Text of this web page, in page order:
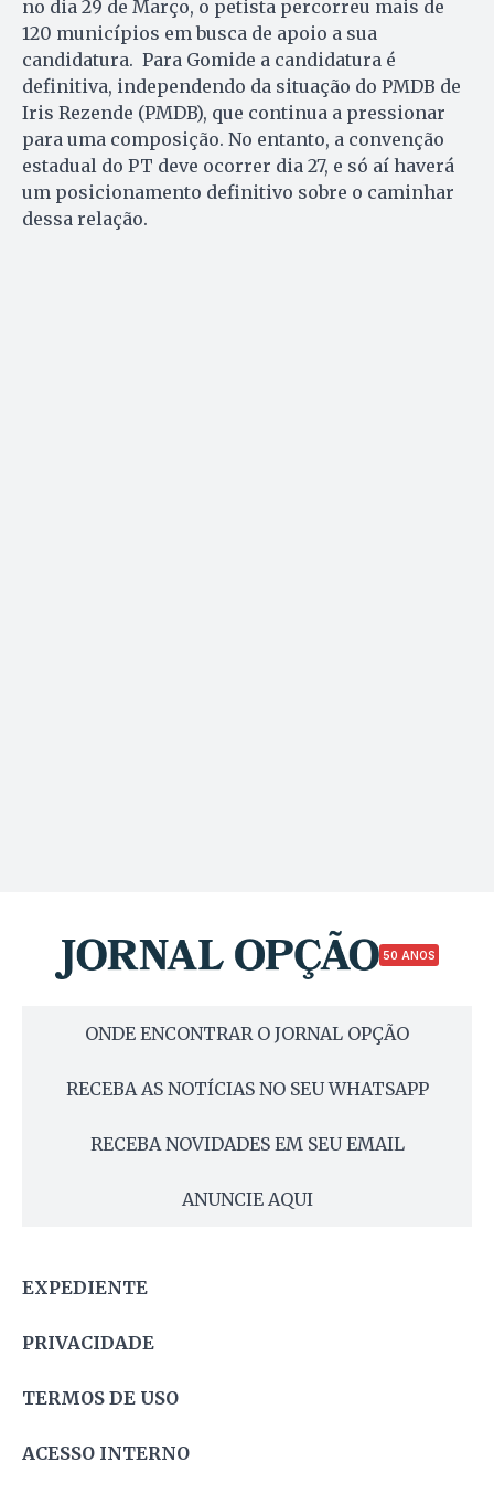
no dia 29 de Março, o petista percorreu mais de
120 municípios em busca de apoio a sua
candidatura. Para Gomide a candidatura é
definitiva, independendo da situação do PMDB de
Iris Rezende (PMDB), que continua a pressionar
para uma composição. No entanto, a convenção
estadual do PT deve ocorrer dia 27, e só aí haverá
um posicionamento definitivo sobre o caminhar
dessa relação.
50 ANOS
ONDE ENCONTRAR O JORNAL OPÇÃO
RECEBA AS NOTÍCIAS NO SEU WHATSAPP
RECEBA NOVIDADES EM SEU EMAIL
ANUNCIE AQUI
EXPEDIENTE
PRIVACIDADE
TERMOS DE USO
ACESSO INTERNO